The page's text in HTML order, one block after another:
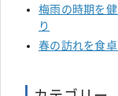
梅雨の時期を
り
春の訪れを食